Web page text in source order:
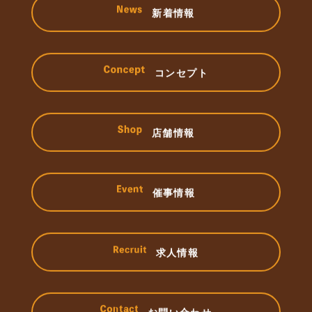
新着情報
コンセプト
店舗情報
催事情報
求人情報